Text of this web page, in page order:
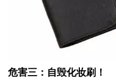
危害三：自毁化妆刷！